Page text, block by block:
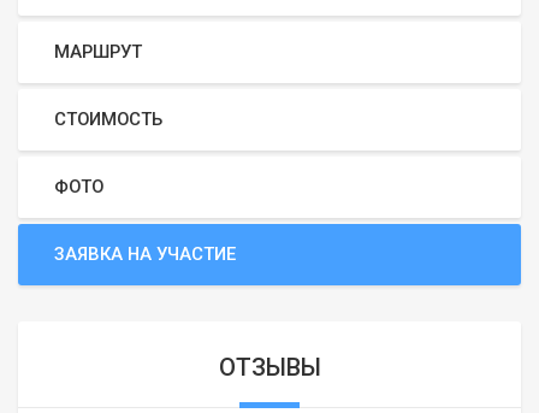
МАРШРУТ
СТОИМОСТЬ
ФОТО
ЗАЯВКА НА УЧАСТИЕ
ОТЗЫВЫ